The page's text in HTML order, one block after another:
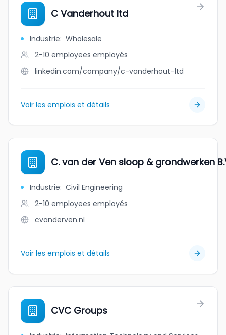
C Vanderhout ltd
Industrie: Wholesale
2-10 employees employés
linkedin.com/company/c-vanderhout-ltd
Voir les emplois et détails
C. van der Ven sloop & grondwerken
Industrie: Civil Engineering
2-10 employees employés
cvanderven.nl
Voir les emplois et détails
CVC Groups